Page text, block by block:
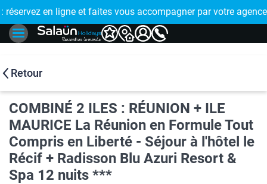
!
: réservez en ligne et faites vous accompagner par votre
🤩
Retour
COMBINÉ 2 ILES : RÉUNION + ILE
MAURICE La Réunion en Formule Tout
Compris en Liberté - Séjour à l'hôtel le
Récif + Radisson Blu Azuri Resort &
Spa 12 nuits ***